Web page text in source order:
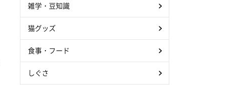
雑学・豆知識
猫グッズ
食事・フード
しぐさ